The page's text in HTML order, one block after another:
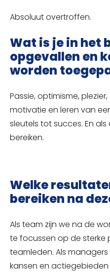
Absoluut overtroffen.
Wat is je in het
opgevallen en
worden
Passie, optimisme,
motivatie en leren van
sleutels tot succes. En
bereiken.
Welke
bereiken na
Als team zijn we na de
te focussen op de sterke
teamleden. Als
kansen en